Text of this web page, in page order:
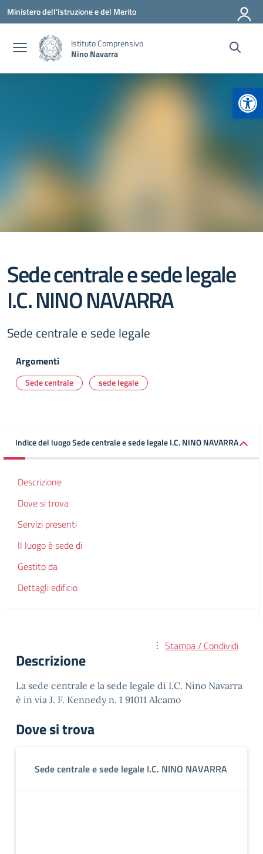
Vai ai contenuti
Vai al menu di navigazione
Vai al footer
Ministero dell'Istruzione e del Merito
Istituto Comprensivo
Nino Navarra
Sede centrale e sede legale
I.C. NINO NAVARRA
Sede centrale e sede legale
Argomenti
Sede centrale sede legale
Indice del luogo Sede centrale e sede legale I.C. NINO NAVARRA
Descrizione
Dove si trova
Servizi presenti
Il luogo è sede di
Gestito da
Dettagli edificio
Stampa / Condividi
Descrizione
La sede centrale e la sede legale di I.C. Nino Navarra
è in via J. F. Kennedy n. 1 91011 Alcamo
Dove si trova
Sede centrale e sede legale I.C. NINO NAVARRA